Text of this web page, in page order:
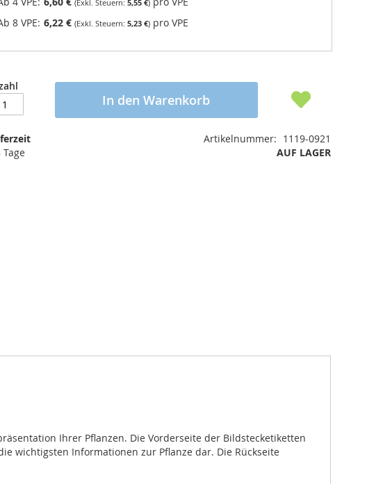
5,55 €
8 VPE: 6,22 € 5,23 € pro VPE
In den Warenkorb
Tage
Artikelnummer
1119-0921
AUF LAGER
Ihrer Pflanzen. Die Vorderseite der Bildstecketiketten
wichtigsten Informationen zur Pflanze dar. Die Rückseite